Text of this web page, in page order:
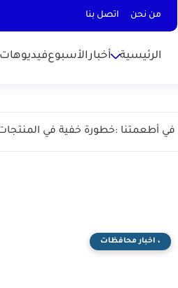
من نحن اتصل بنا
الرئيسية أخبارالأسبوع
، اخبار محافظات